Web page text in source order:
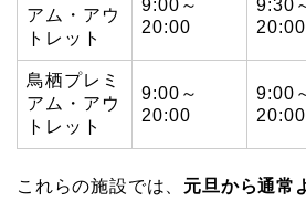
アム・アウ
トレット
9:00～
20:00
9:30
20:00
鳥栖プレミ
アム・アウ
トレット
9:00～
20:00
9:00
20:00
これらの施設では、 元旦から通常